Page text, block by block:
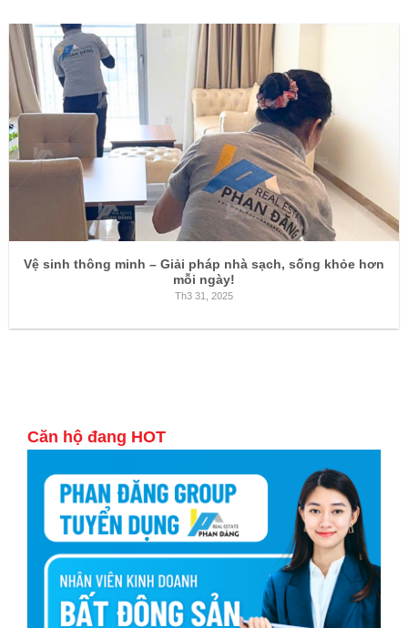
Vệ sinh thông minh – Giải pháp nhà sạch, sống khỏe hơn
mỗi ngày!
Th3 31, 2025
Căn hộ đang HOT